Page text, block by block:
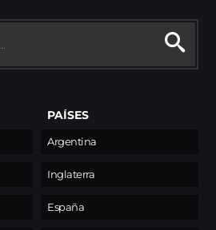
PAÍSES
Argentina
Inglaterra
España